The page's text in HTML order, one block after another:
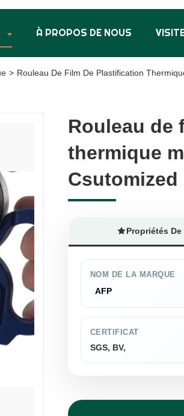
À PROPOS DE NOUS
> Rouleau De Film De Plastification
Rouleau de
thermique
Csutomized
Rouleau de
thermique
Csutomized
Propriétés De
NOM DE LA MARQUE
AFP
CERTIFICAT
SGS, BV,